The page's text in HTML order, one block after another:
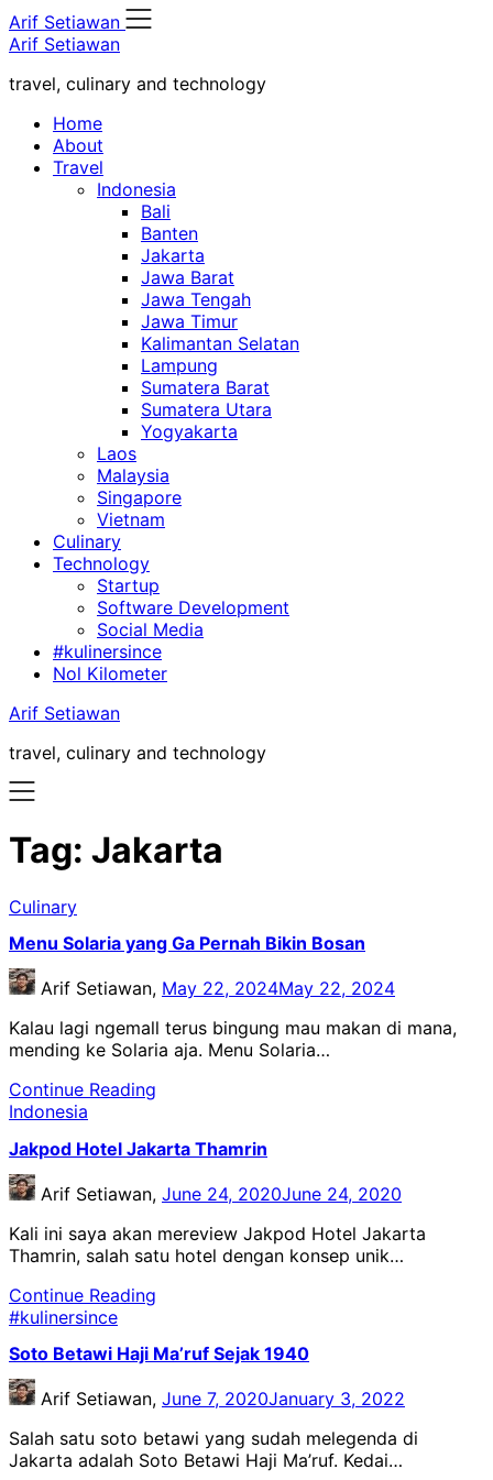
Skip
to
Arif Setiawan
Arif Setiawan
travel, culinary and technology
Home
About
Travel
Indonesia
Bali
Banten
Jakarta
Jawa Barat
Jawa Tengah
Jawa Timur
Kalimantan Selatan
Lampung
Sumatera Barat
Sumatera Utara
Yogyakarta
Laos
Malaysia
Singapore
Vietnam
Culinary
Technology
Startup
Software Development
Social Media
#kulinersince
Nol Kilometer
Arif Setiawan
travel, culinary and technology
Tag: Jakarta
Culinary
Menu Solaria yang Ga Pernah Bikin Bosan
Arif Setiawan, May 22, 2024May 22, 2024
Kalau lagi ngemall terus bingung mau makan di mana,
mending ke Solaria aja. Menu Solaria…
Continue Reading
Indonesia
Jakpod Hotel Jakarta Thamrin
Arif Setiawan, June 24, 2020June 24, 2020
Kali ini saya akan mereview Jakpod Hotel Jakarta
Thamrin, salah satu hotel dengan konsep unik…
Continue Reading
#kulinersince
Soto Betawi Haji Ma’ruf Sejak 1940
Arif Setiawan, June 7, 2020January 3, 2022
Salah satu soto betawi yang sudah melegenda di
Jakarta adalah Soto Betawi Haji Ma’ruf. Kedai…